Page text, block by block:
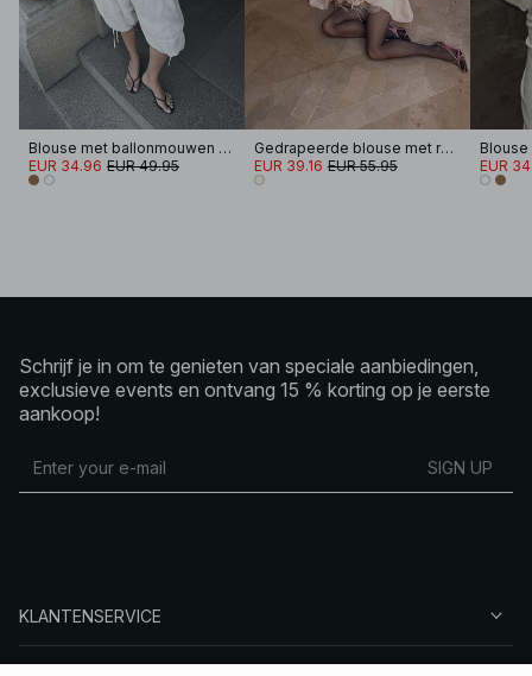
Blouse met ballonmouwen en strikdetail
EUR 34.96 EUR 49.95
Gedrapeerde blouse met ruches
EUR 39.16 EUR 55.95 EUR
Schrijf je in om te genieten van speciale aanbiedingen,
exclusieve events en ontvang 15 % korting op je eerste
aankoop!
SIGN UP
KLANTENSERVICE